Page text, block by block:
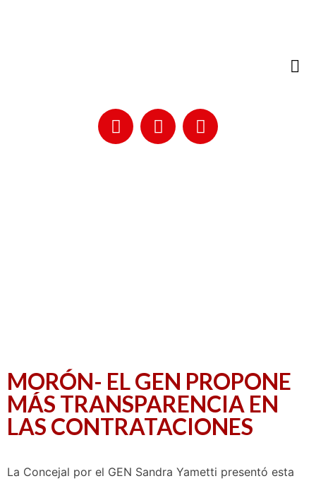
MORÓN- EL GEN PROPONE
MÁS TRANSPARENCIA EN
LAS CONTRATACIONES
La Concejal por el GEN Sandra Yametti presentó esta